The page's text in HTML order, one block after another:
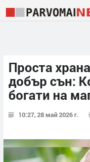
Проста
добър сън:
богати на
10:27, 28 май 2026 г.